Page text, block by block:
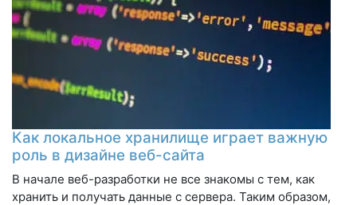
Как локальное хранилище играет важную
роль в дизайне веб-сайта
В начале веб-разработки не все знакомы с тем, как
хранить и получать данные с сервера. Таким образом,